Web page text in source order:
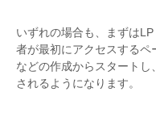
いずれの場合も、まずは
者が最初にアクセスするペ
などの作成からスタート
されるようになります。